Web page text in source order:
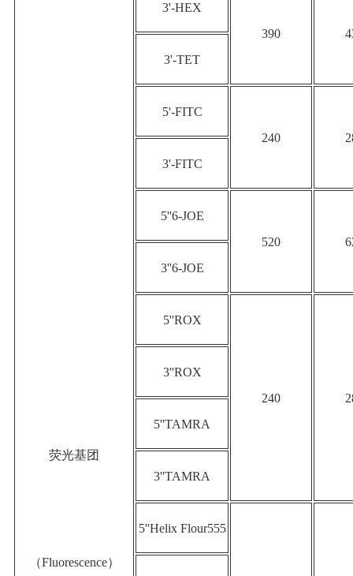
荧光基团
（Fluorescence）
3'-HEX
390
3'-TET
5'-FITC
240
3'-FITC
5''6-JOE
520
3''6-JOE
5''ROX
240
3''ROX
5''TAMRA
3''TAMRA
5''Helix Flour555